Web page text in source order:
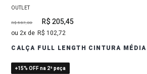
OUTLET
R$ 587,00 R$ 205,45
2 R$ 102,72
CALÇA FULL LENGTH CINTURA MÉDIA
+15% OFF na 2ª peça